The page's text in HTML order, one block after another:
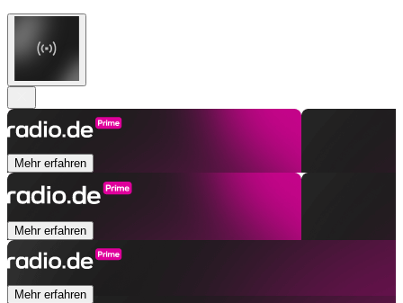
Mehr erfahren
Mehr erfahren
Mehr erfahren